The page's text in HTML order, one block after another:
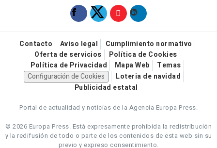
Contacto Aviso legal
Cumplimiento normativo
Oferta de servicios
Política de Cookies
Política de Privacidad
Mapa Web
Temas
Configuración de Cookies
Loteria de navidad
Publicidad estatal
Portal de actualidad y noticias de la Agencia Europa Press.
© 2026 Europa Press. Está expresamente prohibida la redistribución
y la redifusión de todo o parte de los contenidos de esta web sin su
previo y expreso consentimiento.